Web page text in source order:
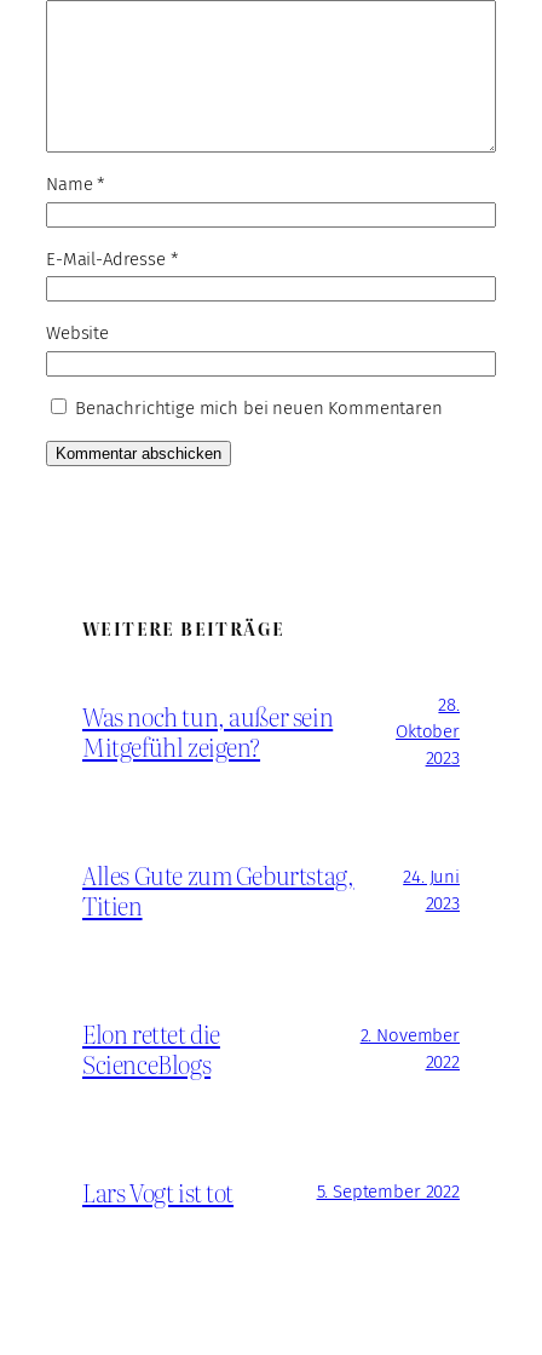
Name*
E-Mail-Adresse *
Website
Benachrichtige mich bei neuen Kommentaren
WEITERE BEITRÄGE
Was noch tun, außer sein
Mitgefühl zeigen?
28.
Oktober
2023
Alles Gute zum Geburtstag,
Titien
24. Juni
2023
Elon rettet die
ScienceBlogs
2. November
2022
Lars Vogt ist tot 5. September 2022